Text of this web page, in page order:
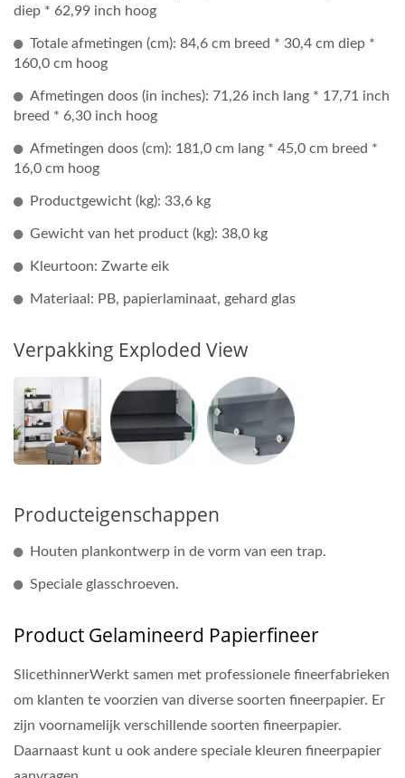
diep * 62,99 inch hoog
Totale afmetingen (cm): 84,6 cm breed * 30,4 cm diep *
160,0 cm hoog
Afmetingen doos (in inches): 71,26 inch lang * 17,71 inch
breed * 6,30 inch hoog
Afmetingen doos (cm): 181,0 cm lang * 45,0 cm breed *
16,0 cm hoog
Productgewicht (kg): 33,6 kg
Gewicht van het product (kg): 38,0 kg
Kleurtoon: Zwarte eik
Materiaal: PB, papierlaminaat, gehard glas
Verpakking Exploded View
Producteigenschappen
Houten plankontwerp in de vorm van een trap.
Speciale glasschroeven.
Product Gelamineerd Papierfineer
SlicethinnerWerkt samen met professionele fineerfabrieken
om klanten te voorzien van diverse soorten fineerpapier. Er
zijn voornamelijk verschillende soorten fineerpapier.
Daarnaast kunt u ook andere speciale kleuren fineerpapier